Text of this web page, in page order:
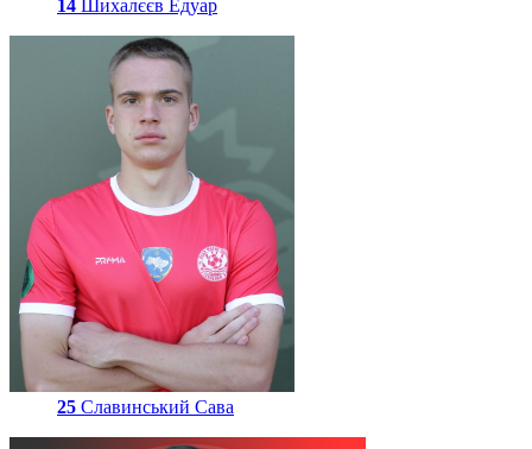
14 Шихалєєв Едуар
25 Славинський Сава